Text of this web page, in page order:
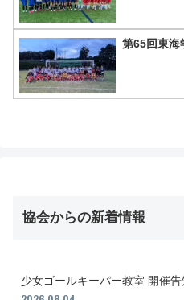
第65回東海
協会からの新着情報
少女ゴールキーパー教室 開催告